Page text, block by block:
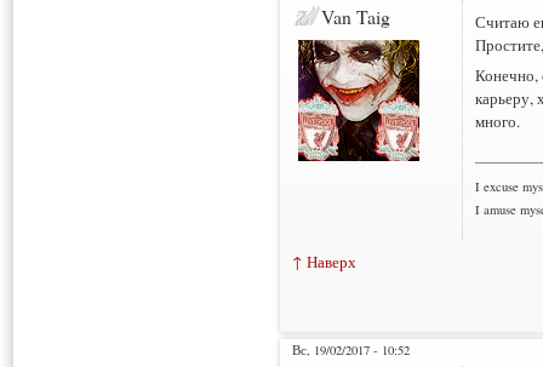
Van Taig
Считаю
Конечно,
карьеру,
много.
I excuse
I amuse
↑ Наверх
Вс, 19/02/2017 - 10:52